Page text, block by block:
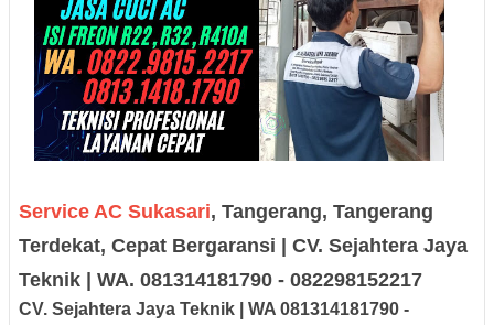
Service AC Sukasari, Tangerang, Tangerang
Terdekat, Cepat Bergaransi | CV. Sejahtera Jaya
Teknik | WA. 081314181790 - 082298152217
CV. Sejahtera Jaya Teknik | WA 081314181790 -